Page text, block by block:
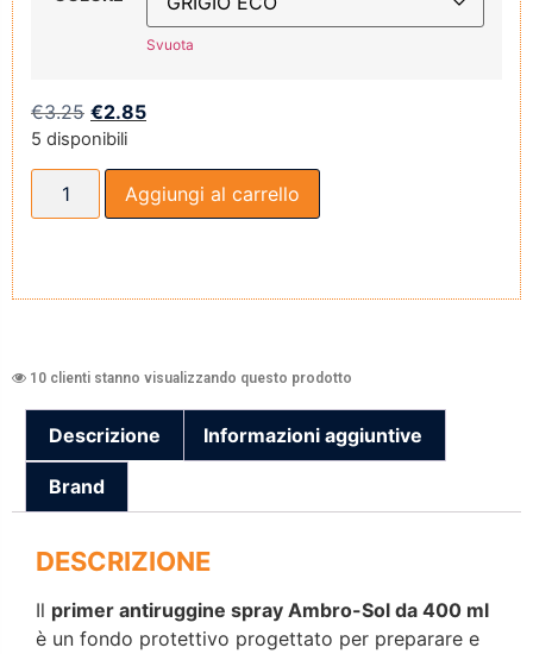
Svuota
€3.25 €2.85
5 disponibili
Aggiungi al carrello
10 clienti stanno visualizzando questo prodotto
Descrizione Informazioni aggiuntive
Brand
DESCRIZIONE
Il primer antiruggine spray Ambro-Sol da 400 ml
è un fondo protettivo progettato per preparare e